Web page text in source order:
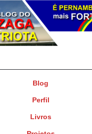
Blog
Perfil
Livros